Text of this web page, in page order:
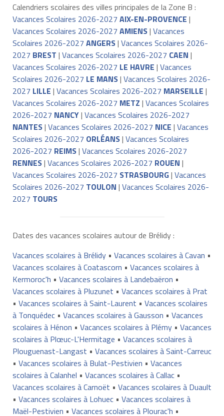
Calendriers scolaires des villes principales de la Zone B :
Vacances Scolaires 2026-2027 AIX-EN-PROVENCE |
Vacances Scolaires 2026-2027 AMIENS| Vacances
Scolaires 2026-2027 ANGERS| Vacances Scolaires 2026-
2027 BREST | Vacances Scolaires 2026-2027 CAEN |
Vacances Scolaires 2026-2027 LE HAVRE | Vacances
Scolaires 2026-2027 LE MANS| Vacances Scolaires 2026-
2027 LILLE | Vacances Scolaires 2026-2027 MARSEILLE |
Vacances Scolaires 2026-2027 METZ | Vacances Scolaires
2026-2027 NANCY| Vacances Scolaires 2026-2027
NANTES| Vacances Scolaires 2026-2027 NICE | Vacances
Scolaires 2026-2027 ORLÉANS| Vacances Scolaires
2026-2027 REIMS| Vacances Scolaires 2026-2027
RENNES| Vacances Scolaires 2026-2027 ROUEN |
Vacances Scolaires 2026-2027 STRASBOURG| Vacances
Scolaires 2026-2027 TOULON | Vacances Scolaires 2026-
2027 TOURS
Dates des vacances scolaires autour de Brélidy :
Vacances scolaires à Brélidy• Vacances scolaires à Cavan •
Vacances scolaires à Coatascorn • Vacances scolaires à
Kermoroc'h • Vacances scolaires à Landebaëron •
Vacances scolaires à Pluzunet • Vacances scolaires à Prat
• Vacances scolaires à Saint-Laurent • Vacances scolaires
à Tonquédec• Vacances scolaires à Gausson • Vacances
scolaires à Hénon • Vacances scolaires à Plémy• Vacances
scolaires à Plœuc-L'Hermitage • Vacances scolaires à
Plouguenast-Langast • Vacances scolaires à Saint-Carreuc
• Vacances scolaires à Bulat-Pestivien • Vacances
scolaires à Calanhel • Vacances scolaires à Callac•
Vacances scolaires à Carnoët • Vacances scolaires à Duault
• Vacances scolaires à Lohuec• Vacances scolaires à
Maël-Pestivien • Vacances scolaires à Plourac'h •